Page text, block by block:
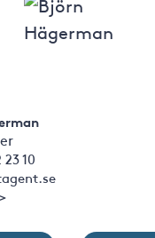
10